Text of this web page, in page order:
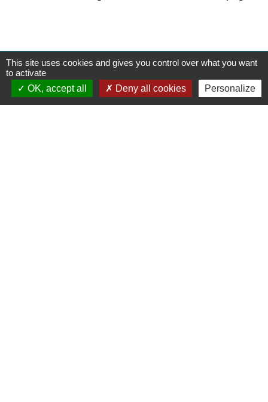
Contacts
Commune de Saint-Mesmes
12 rue de Richebourg
This site uses cookies and gives you control over what you want
to activate
OK, accept all
Deny all cookies Personalize